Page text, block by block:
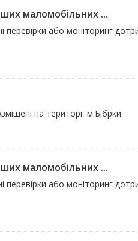
маломобільних ...
перевірки або моніторинг
на території м.Бібрки
маломобільних ...
перевірки або моніторинг